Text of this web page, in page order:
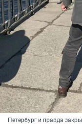
Петербург и правда